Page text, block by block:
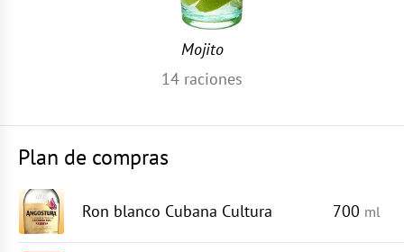
Mojito
14 raciones
Plan de compras
Ron blanco Cubana Cultura 700 ml